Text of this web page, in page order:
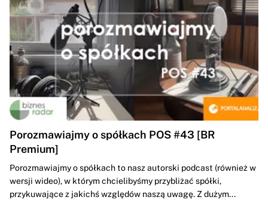
Porozmawiajmy o spółkach POS #43 [BR
Premium]
Porozmawiajmy o spółkach to nasz autorski podcast (również w
wersji wideo), w którym chcielibyśmy przybliżać spółki,
przykuwające z jakichś względów naszą uwagę. Z dużym...